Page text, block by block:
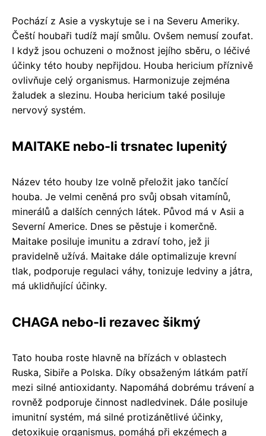
Pochází z Asie a vyskytuje se i na Severu Ameriky.
Čeští houbaři tudíž mají smůlu. Ovšem nemusí zoufat.
I když jsou ochuzeni o možnost jejího sběru, o léčivé
účinky této houby nepřijdou. Houba hericium příznivě
ovlivňuje celý organismus. Harmonizuje zejména
žaludek a slezinu. Houba hericium také posiluje
nervový systém.
MAITAKE nebo-li trsnatec lupenitý
Název této houby lze volně přeložit jako tančící
houba. Je velmi ceněná pro svůj obsah vitamínů,
minerálů a dalších cenných látek. Původ má v Asii a
Severní Americe. Dnes se pěstuje i komerčně.
Maitake posiluje imunitu a zdraví toho, jež ji
pravidelně užívá. Maitake dále optimalizuje krevní
tlak, podporuje regulaci váhy, tonizuje ledviny a játra,
má uklidňující účinky.
CHAGA nebo-li rezavec šikmý
Tato houba roste hlavně na břízách v oblastech
Ruska, Sibiře a Polska. Díky obsaženým látkám patří
mezi silné antioxidanty. Napomáhá dobrému trávení a
rovněž podporuje činnost nadledvinek. Dále posiluje
imunitní systém, má silné protizánětlivé účinky,
detoxikuje organismus, pomáhá při ekzémech a